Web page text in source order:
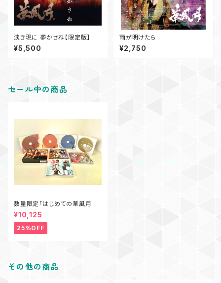
淡き現に 夢かさね【限定版】
¥5,500
雨が明けたら
¥2,750
セール中の商品
数量限定「はじめての華風月CD
セット」
¥10,125
25%OFF
その他の商品